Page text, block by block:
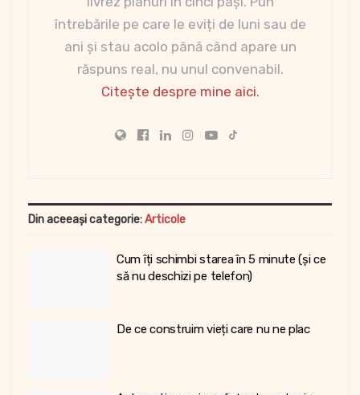
întrebările pe care le eviți de luni sau de
ani și stau acolo până când apare un
răspuns real, nu unul convenabil.
Citește despre mine aici.
Din aceeași categorie:Articole
Cum îți schimbi starea în 5 minute (și ce
să nu deschizi pe telefon)
De ce construim vieți care nu ne plac